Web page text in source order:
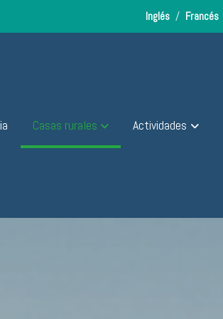
Inglés / Francés
Casas rurales Actividades